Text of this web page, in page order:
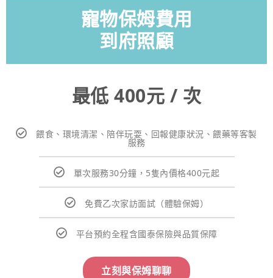
寵物保姆費用
到府照顧
最低 400元 / 次
餵食、環境清潔、陪伴玩耍、回報健康狀況、餵藥等客製
服務
單次服務30分鐘，5隻內價格400元起
免費乙次家訪面試（體驗保姆）
平台預約全程含國泰保險與品質保障
立刻與保姆聊聊